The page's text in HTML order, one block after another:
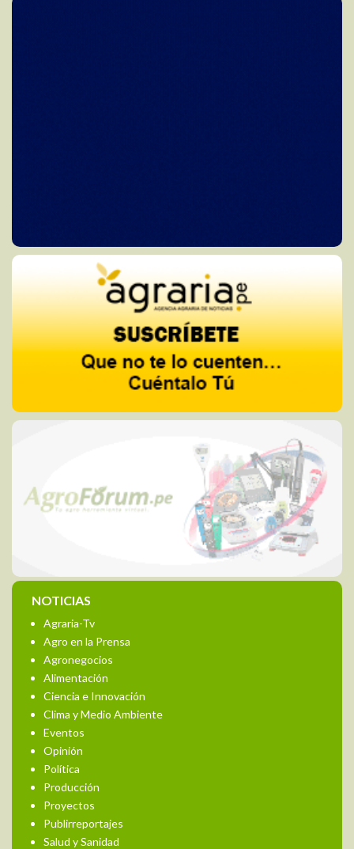
NOTICIAS
Agraria-Tv
Agro en la Prensa
Agronegocios
Alimentación
Ciencia e Innovación
Clima y Medio Ambiente
Eventos
Opinión
Política
Producción
Proyectos
Publirreportajes
Salud y Sanidad